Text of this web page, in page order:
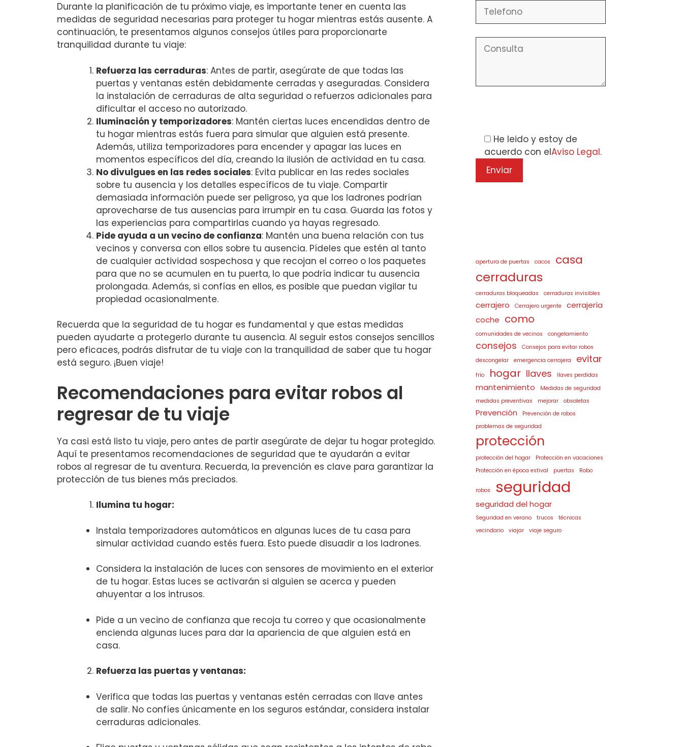
Durante la planificación de tu próximo viaje, es importante tener en cuenta ​las
medidas de seguridad necesarias para proteger tu hogar⁤ mientras estás ausente. A
continuación, te presentamos algunos consejos útiles​ para proporcionarte
tranquilidad durante ⁣tu viaje:
Refuerza las ⁢cerraduras: Antes de⁣ partir, asegúrate de que todas⁢ las
puertas y ventanas‌ estén debidamente cerradas y aseguradas. Considera
la instalación de cerraduras de alta seguridad o refuerzos adicionales ⁤para
dificultar el acceso no ​autorizado.
Iluminación y‍ temporizadores: Mantén ciertas luces encendidas dentro de
tu ⁣hogar mientras estás fuera para simular ⁢que alguien está presente.
Además, utiliza temporizadores para encender ​y apagar las luces en
momentos específicos del día, creando la ​ilusión de ‍actividad en tu casa.
No divulgues en las redes sociales: Evita publicar en ⁣las redes sociales
sobre tu ausencia y los detalles específicos ⁣de tu viaje. Compartir
demasiada información puede ser peligroso, ya que los ladrones ‍podrían
aprovecharse de tus ausencias para irrumpir en tu casa. Guarda las fotos y
las experiencias para compartirlas cuando ya hayas regresado.
Pide ayuda a un vecino de confianza: Mantén una buena relación con ⁢tus
vecinos y conversa con ellos sobre tu ausencia. Pídeles que estén al tanto
de cualquier actividad sospechosa y que recojan el correo o los paquetes
para que no se acumulen en tu puerta, lo que podría indicar tu ausencia
prolongada. Además, si confías en ellos, es posible que puedan vigilar tu
propiedad ocasionalmente.
Recuerda que la seguridad de tu hogar es fundamental y que ​estas ‌medidas
pueden ​ayudarte a protegerlo durante tu⁣ ausencia. Al seguir estos consejos sencillos
pero eficaces, podrás disfrutar de tu viaje con la tranquilidad de saber que tu hogar
está seguro. ¡Buen viaje!
Recomendaciones para evitar robos al
regresar de tu viaje
Ya casi está⁢ listo tu viaje, pero antes de partir asegúrate de dejar tu hogar protegido.⁤
Aquí te presentamos recomendaciones de seguridad que te ayudarán a evitar
robos al regresar de tu aventura. Recuerda, la prevención ‍es clave para garantizar la
protección de tus bienes más ‌preciados.
Ilumina tu hogar:
Instala temporizadores automáticos en algunas luces de tu ‌casa para
simular actividad cuando estés fuera. Esto puede disuadir a los ​ladrones.
Considera la instalación ‍de luces con sensores de movimiento en el exterior
de tu hogar. Estas luces se activarán si alguien se acerca‌ y pueden
‌ahuyentar a los‌ intrusos.
Pide ⁤a un vecino de confianza que recoja tu correo y que ocasionalmente⁤
encienda algunas luces para ‌dar la apariencia de que alguien ⁤está‍ en
casa.
Refuerza​ las puertas y ventanas:
Verifica‌ que todas las⁤ puertas y ventanas estén​ cerradas con llave antes
de salir. No confíes​ únicamente en los seguros estándar, considera instalar
cerraduras adicionales.
He leido y estoy de
acuerdo con elAviso Legal.
apertura de puertas cacos casa
cerraduras
cerraduras bloqueadas cerraduras invisibles
cerrajero Cerrajero urgente
cerrajería
coche como
comunidades de vecinos congelamiento
consejos
Consejos para evitar robos
descongelar
emergencia cerrajera evitar
frío hogar llaves llaves perdidas
mantenimiento
Medidas de seguridad
medidas preventivas
mejorar obsoletas
Prevención
Prevención de robos
problemas de seguridad
protección
protección del hogar
Protección en vacaciones
Protección en época estival
puertas Robo
robos seguridad
seguridad del hogar
Seguridad en verano trucos
técnicas
vecindario
viajar viaje seguro